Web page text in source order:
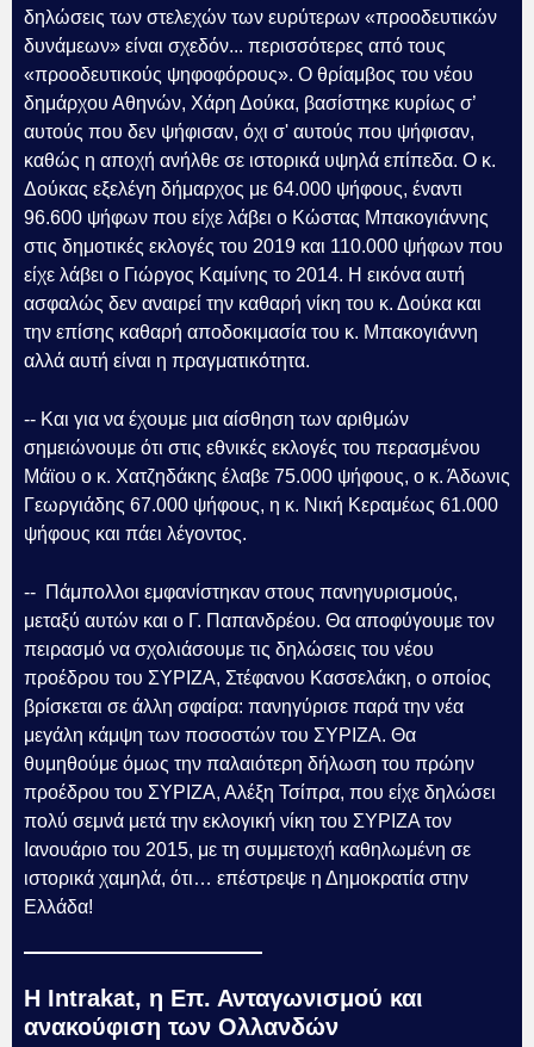
δηλώσεις των στελεχών των ευρύτερων «προοδευτικών
δυνάμεων» είναι σχεδόν... περισσότερες από τους
«προοδευτικούς ψηφοφόρους». Ο θρίαμβος του νέου
δημάρχου Αθηνών, Χάρη Δούκα, βασίστηκε κυρίως σ’
αυτούς που δεν ψήφισαν, όχι σ' αυτούς που ψήφισαν,
καθώς η αποχή ανήλθε σε ιστορικά υψηλά επίπεδα. Ο κ.
Δούκας εξελέγη δήμαρχος με 64.000 ψήφους, έναντι
96.600 ψήφων που είχε λάβει ο Κώστας Μπακογιάννης
στις δημοτικές εκλογές του 2019 και 110.000 ψήφων που
είχε λάβει ο Γιώργος Καμίνης το 2014. Η εικόνα αυτή
ασφαλώς δεν αναιρεί την καθαρή νίκη του κ. Δούκα και
την επίσης καθαρή αποδοκιμασία του κ. Μπακογιάννη
αλλά αυτή είναι η πραγματικότητα.
-- Και για να έχουμε μια αίσθηση των αριθμών
σημειώνουμε ότι στις εθνικές εκλογές του περασμένου
Μάϊου ο κ. Χατζηδάκης έλαβε 75.000 ψήφους, ο κ. Άδωνις
Γεωργιάδης 67.000 ψήφους, η κ. Νική Κεραμέως 61.000
ψήφους και πάει λέγοντος.
-- Πάμπολλοι εμφανίστηκαν στους πανηγυρισμούς,
μεταξύ αυτών και ο Γ. Παπανδρέου. Θα αποφύγουμε τον
πειρασμό να σχολιάσουμε τις δηλώσεις του νέου
προέδρου του ΣΥΡΙΖΑ, Στέφανου Κασσελάκη, ο οποίος
βρίσκεται σε άλλη σφαίρα: πανηγύρισε παρά την νέα
μεγάλη κάμψη των ποσοστών του ΣΥΡΙΖΑ. Θα
θυμηθούμε όμως την παλαιότερη δήλωση του πρώην
προέδρου του ΣΥΡΙΖΑ, Αλέξη Τσίπρα, που είχε δηλώσει
πολύ σεμνά μετά την εκλογική νίκη του ΣΥΡΙΖΑ τον
Ιανουάριο του 2015, με τη συμμετοχή καθηλωμένη σε
ιστορικά χαμηλά, ότι… επέστρεψε η Δημοκρατία στην
Ελλάδα!
Η Intrakat, η Επ. Ανταγωνισμού και
ανακούφιση των Ολλανδών